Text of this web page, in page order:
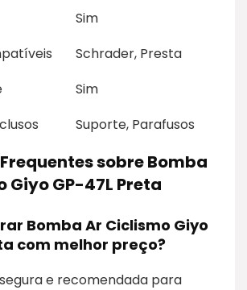
Sim
Schrader, Presta
Sim
Suporte, Parafusos
sobre Bomba
Giyo GP-47L Preta
Bomba Ar Ciclismo Giyo
com melhor preço?
e recomendada para